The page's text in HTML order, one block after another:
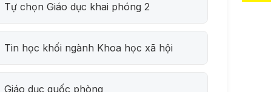
Tự chọn Giáo dục khai phóng 2
Tin học khối ngành Khoa học xã hội
Giáo dục quốc phòng